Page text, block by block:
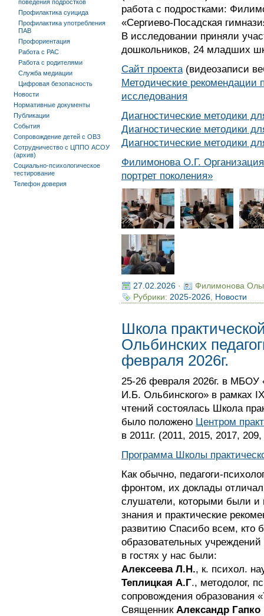
работа с подростками:
«Сергиево-Посадская
В исследовании приняли
дошкольников, 24 младших
Сайт проекта(видеозаписи
Методические рекомендации
исследования
Диагностические методики
Диагностические методики
Диагностические методики
Филимонова О.Г.
портрет поколения»
27.02.2026·
Филимонова
Рубрики: 2025-2026, Новости
Школа
Ольбинских
февраля 2026г.
25-26 февраля 2026г. в МБОУ
И.Б. Ольбинского» в рамках
чтений состоялась Школа
было положено Центром
в 2011г. (2011, 2015, 2017, 209,
Программа Школы
Как обычно, педагоги-
фронтом, их доклады
слушатели, которыми были и
знания и практические
развитию Спасибо всем, кто
образовательных учреждений
в гостях у нас были:
Алексеева Л.Н., к. психол.
Теплицкая А.Г., методолог,
сопровождения образования
Священник Александр Гапко
поведения подростков
Профилактика суицида
Профилактика употребления
ПАВ
Профориентация
Работа с РАС
Работа с родителями
Служба медиации
Цифровая безопасность
Новости
Нормативные документы
Публикации
События
Сопровождение детей с ОВЗ
Сотрудничество с ЦППО АСОУ
(архив)
Социально-психологическое
тестирование
Телефон доверия